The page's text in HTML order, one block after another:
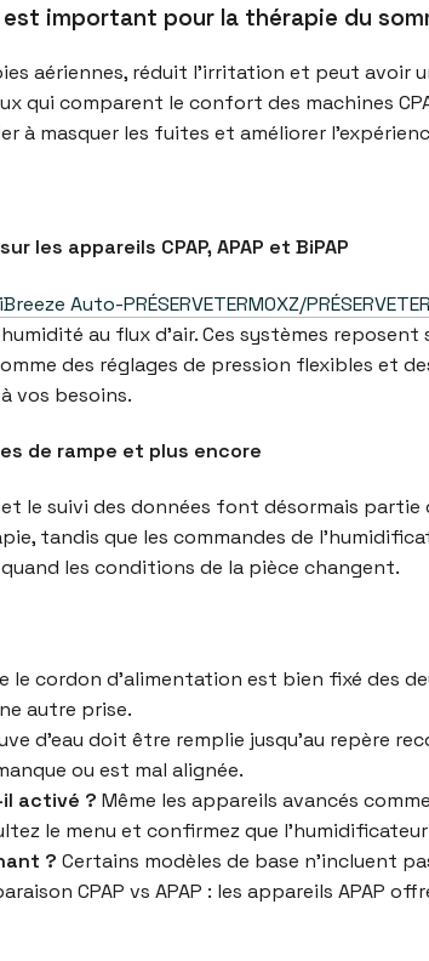
est important pour la thérapie du
aériennes, réduit l’irritation et peut avoir
qui comparent le confort des machines
à masquer les fuites et améliorer
appareils CPAP, APAP et BiPAP
iBreeze Auto-PRÉSERVETERM0XZ/
au flux d’air. Ces systèmes
des réglages de pression flexibles et
vos besoins.
de rampe et plus encore
le suivi des données font désormais partie
tandis que les commandes de
les conditions de la pièce changent.
le cordon d’alimentation est bien fixé des
autre prise.
d’eau doit être remplie jusqu’au repère
ou est mal alignée.
activé ? Même les appareils avancés
le menu et confirmez que
? Certains modèles de base n’incluent
CPAP vs APAP : les appareils APAP